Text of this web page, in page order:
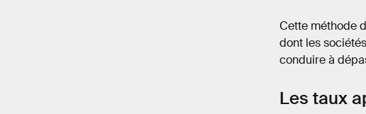
Cette méthode
dont les
conduire à
Les taux